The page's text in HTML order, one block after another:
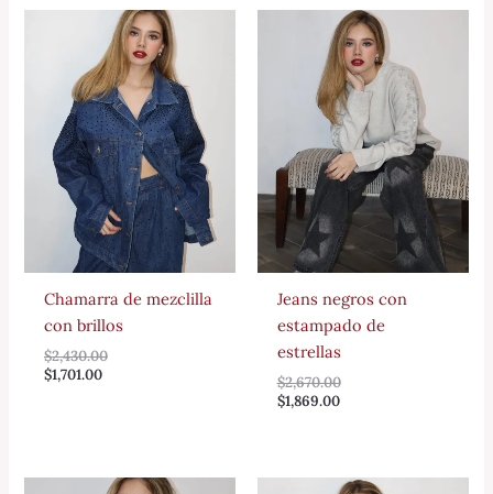
Chamarra de mezclilla
con brillos
$2,430.00
$1,701.00
Jeans negros con
estampado de
estrellas
$2,670.00
$1,869.00